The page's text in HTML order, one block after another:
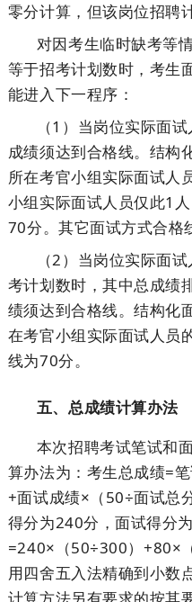
零分计算，但该岗位招聘
对因考生临时缺考等
等于招考计划数时，考生
能进入下一程序：
（1）当岗位实际面
成绩须达到合格线。结构
所在考官小组实际面试人
小组实际面试人员仅此1
70分。其它面试方式合格
（2）当岗位实际面
考计划数时，其中总成绩
绩须达到合格线。结构化
在考官小组实际面试人员
线为70分。
五、总成绩计算办法
本次招聘考试笔试和
算办法为：考生总成绩=
+面试成绩×（50÷面试总
得分为240分，面试得分
=240×（50÷300）+80×
用四舍五入法精确到小数